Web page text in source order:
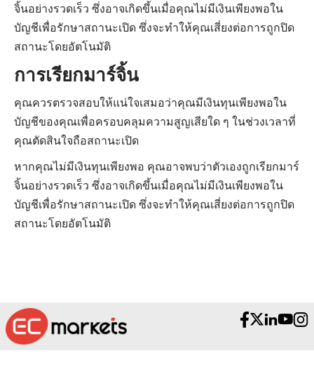
จิ้นอย่างรวดเร็ว ซึ่งอาจเกิดขึ้นเมื่อคุณไม่มีเงินเพียงพอใน
บัญชีเพื่อรักษาสถานะเปิด ซึ่งจะทำให้คุณเสี่ยงต่อการถูกปิด
สถานะโดยอัตโนมัติ
การเรียกมาร์จิ้น
คุณควรตรวจสอบให้แน่ใจเสมอว่าคุณมีเงินทุนเพียงพอใน
บัญชีของคุณเพื่อครอบคลุมความสูญเสียใด ๆ ในช่วงเวลาที่
คุณตัดสินใจถือสถานะเปิด
หากคุณไม่มีเงินทุนเพียงพอ คุณอาจพบว่าตัวเองถูกเรียกมาร์
จิ้นอย่างรวดเร็ว ซึ่งอาจเกิดขึ้นเมื่อคุณไม่มีเงินเพียงพอใน
บัญชีเพื่อรักษาสถานะเปิด ซึ่งจะทำให้คุณเสี่ยงต่อการถูกปิด
สถานะโดยอัตโนมัติ